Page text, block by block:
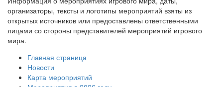
организаторы, тексты и логотипы мероприятий взяты из
открытых источников или предоставлены ответственными
лицами со стороны представителей мероприятий игрового
мира.
Главная страница
Новости
Карта мероприятий